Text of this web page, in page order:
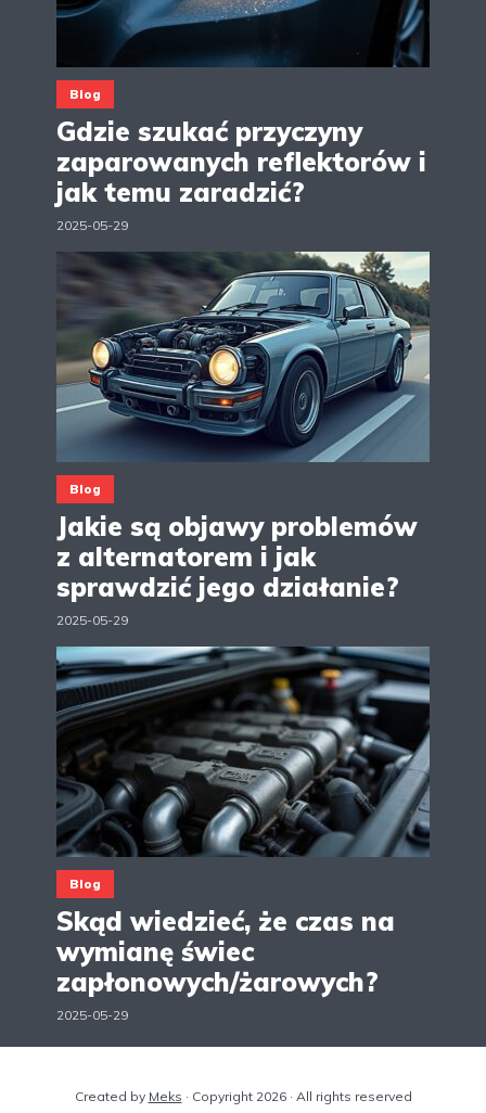
Blog
Gdzie szukać przyczyny
zaparowanych reflektorów i
jak temu zaradzić?
2025-05-29
Blog
Jakie są objawy problemów
z alternatorem i jak
sprawdzić jego działanie?
2025-05-29
Blog
Skąd wiedzieć, że czas na
wymianę świec
zapłonowych/żarowych?
2025-05-29
Created by Meks · Copyright 2026 · All rights reserved